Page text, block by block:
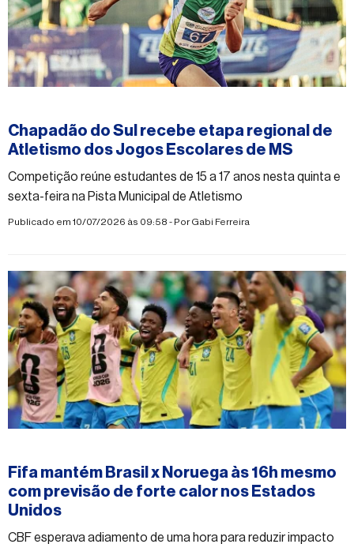
Chapadão do Sul recebe etapa regional de
Atletismo dos Jogos Escolares de MS
Competição reúne estudantes de 15 a 17 anos nesta quinta e
sexta-feira na Pista Municipal de Atletismo
Publicado em 10/07/2026 às 09:58 - PorGabi Ferreira
Fifa mantém Brasil x Noruega às 16h mesmo
com previsão de forte calor nos Estados
Unidos
CBF esperava adiamento de uma hora para reduzir impacto